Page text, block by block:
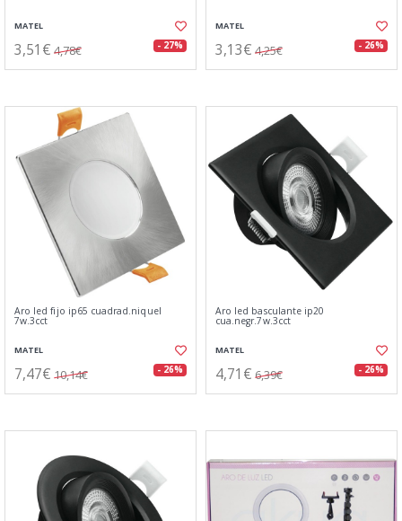
MATEL
3,51€ 4,78€ - 27%
MATEL
3,13€ 4,25€ - 26%
Aro led fijo ip65 cuadrad.niquel
7w.3cct
MATEL
7,47€ 10,14€ - 26%
Aro led basculante ip20
cua.negr.7w.3cct
MATEL
4,71€ 6,39€ - 26%